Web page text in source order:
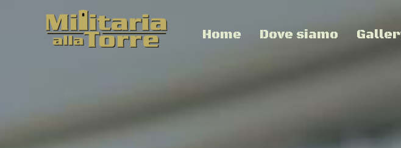
Home Dove siamo